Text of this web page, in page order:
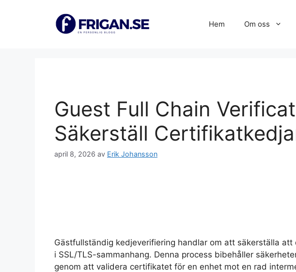
Hem Om oss
Guest Full Chain
Säkerställ
april 8, 2026 av Erik Johansson
Gästfullständig kedjeverifiering handlar om att säkerställa
i SSL/TLS-sammanhang. Denna process bibehåller
genom att validera certifikatet för en enhet mot en rad